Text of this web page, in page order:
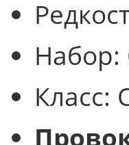
Набор:
Класс: